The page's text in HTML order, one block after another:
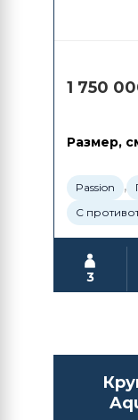
1 750
Размер,
Passion ,
С
3